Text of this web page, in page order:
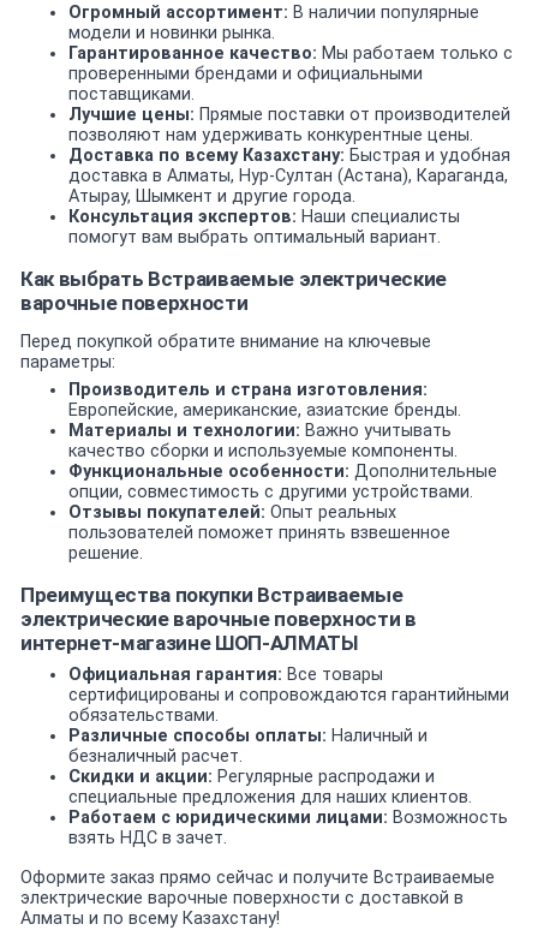
Огромный ассортимент: В наличии популярные
модели и новинки рынка.
Гарантированное качество: Мы работаем только с
проверенными брендами и официальными
поставщиками.
Лучшие цены: Прямые поставки от производителей
позволяют нам удерживать конкурентные цены.
Доставка по всему Казахстану: Быстрая и удобная
доставка в Алматы, Нур-Султан (Астана), Караганда,
Атырау, Шымкент и другие города.
Консультация экспертов: Наши специалисты
помогут вам выбрать оптимальный вариант.
Как выбрать Встраиваемые электрические
варочные поверхности
Перед покупкой обратите внимание на ключевые
параметры:
Производитель и страна изготовления:
Европейские, американские, азиатские бренды.
Материалы и технологии: Важно учитывать
качество сборки и используемые компоненты.
Функциональные особенности: Дополнительные
опции, совместимость с другими устройствами.
Отзывы покупателей: Опыт реальных
пользователей поможет принять взвешенное
решение.
Преимущества покупки Встраиваемые
электрические варочные поверхности в
интернет-магазине ШОП-АЛМАТЫ
Официальная гарантия: Все товары
сертифицированы и сопровождаются гарантийными
обязательствами.
Различные способы оплаты: Наличный и
безналичный расчет.
Скидки и акции: Регулярные распродажи и
специальные предложения для наших клиентов.
Работаем с юридическими лицами: Возможность
взять НДС в зачет.
Оформите заказ прямо сейчас и получите Встраиваемые
электрические варочные поверхности с доставкой в
Алматы и по всему Казахстану!